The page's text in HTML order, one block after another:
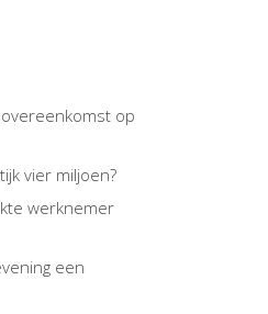
op
vier miljoen?
werknemer
een